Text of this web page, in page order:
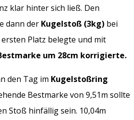
klar hinter sich ließ. Den
dann der Kugelstoß (3kg) bei
Platz belegte und mit
um 28cm korrigierte.
den Tag im Kugelstoßring
Bestmarke von 9,51m sollte
Stoß hinfällig sein. 10,04m